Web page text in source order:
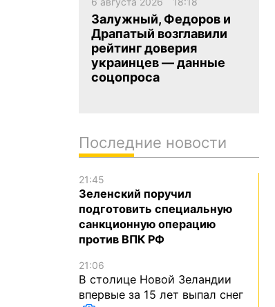
Залужный, Федоров и
Драпатый возглавили
рейтинг доверия
украинцев — данные
соцопроса
Последние новости
21:45
Зеленский поручил
подготовить специальную
санкционную операцию
против ВПК РФ
21:06
В столице Новой Зеландии
впервые за 15 лет выпал снег